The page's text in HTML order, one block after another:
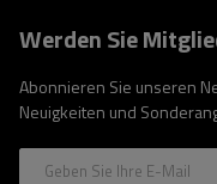
Werden Sie
Abonnieren Sie unseren
Neuigkeiten und
Geben Sie Ihre E-Mail